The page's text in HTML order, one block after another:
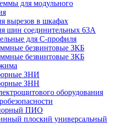
для модульного
вырезов в шкафах
шин соединительных 63А
для С-профиля
безвинтовые ЗКБ
безвинтовые ЗКБ
ЗНИ
ЗНН
оборудования
ПИО
плоский универсальный